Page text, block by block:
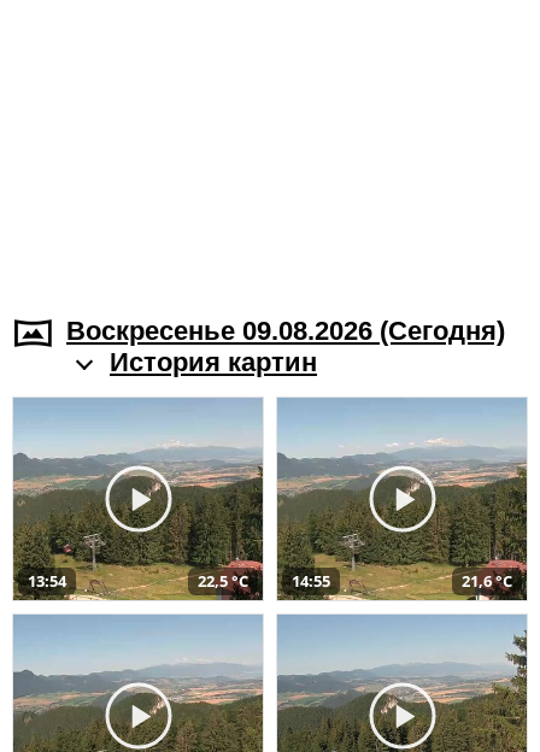
Воскресенье 09.08.2026 (Cегодня)
История картин
13:54 22,5 °C 14:55 21,6 °C